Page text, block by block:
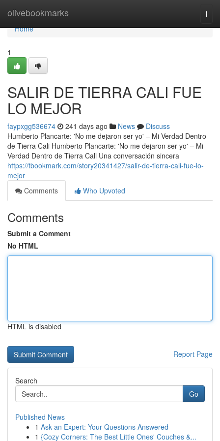
olivebookmarks
Home
Home
1
SALIR DE TIERRA CALI FUE
LO MEJOR
faypxgg536674 241 days ago News
Discuss
Humberto Plancarte: 'No me dejaron ser yo' – Mi Verdad Dentro
de Tierra Cali Humberto Plancarte: 'No me dejaron ser yo' – Mi
Verdad Dentro de Tierra Cali Una conversación sincera
https://tbookmark.com/story20341427/salir-de-tierra-cali-fue-lo-
mejor
Comments
Who Upvoted
Comments
Submit a Comment
No HTML
HTML is disabled
Report Page
Search
Go
Published News
1 Ask an Expert: Your Questions Answered
1 {Cozy Corners: The Best Little Ones' Couches &...